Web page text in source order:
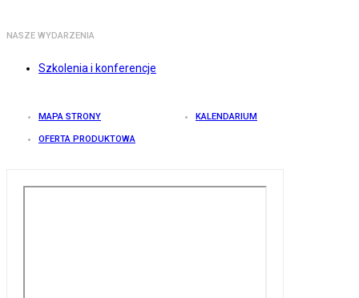
NASZE WYDARZENIA
Szkolenia i konferencje
MAPA STRONY KALENDARIUM
OFERTA PRODUKTOWA